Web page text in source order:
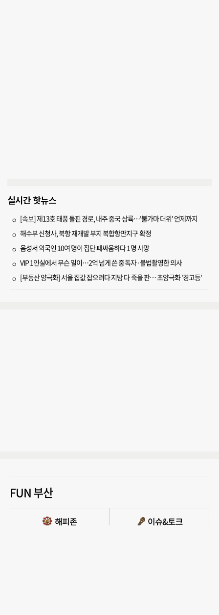
실시간 핫뉴스
[속보] 제13호 태풍 돌핀 경로, 내주 중국 상륙…'불가마 더위' 언제까지
해수부 신청사, 북항 재개발 부지 복합항만지구 확정
음성서 외국인 10여 명이 집단 패싸움하다 1명 사망
VIP 1인실에서 무슨 일이…2억 넘게 쓴 중독자·불법촬영한 의사
[부동산 양극화] 서울 집값 잡으려다 지방 다 죽을 판… 초양극화 '경고등'
FUN 부산